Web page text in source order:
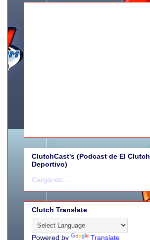
ClutchCast's (Podcast de El Clutch
Deportivo)
Cargando...
Clutch Translate
Powered by Translate